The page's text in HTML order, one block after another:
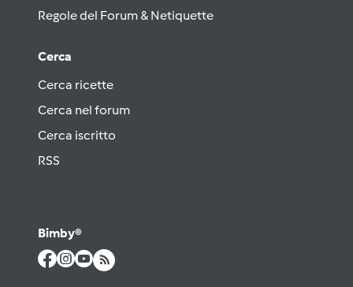
Regole del Forum & Netiquette
Cerca
Cerca ricette
Cerca nel forum
Cerca iscritto
RSS
Bimby®